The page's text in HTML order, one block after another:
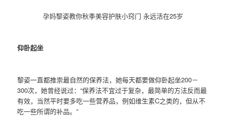
孕妈黎姿教你秋季美容护肤小窍门 永远活在25岁
仰卧起坐
黎姿一直都推崇最自然的保养法，她每天都要做仰卧起坐200－
300次，她曾经说过：“保养法不宜过于复杂，最简单的方法反而最
有效，当然平时要多吃一些营养品，例如维生素C之类的，但从不
吃一些所谓的补品。”